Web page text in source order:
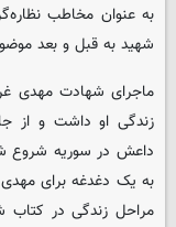
به عنوان مخاطب
شهید به قبل و بعد
ماجرای شهادت مهدی
داعش در سوریه
به یک دغدغه برای
مراحل زندگی در